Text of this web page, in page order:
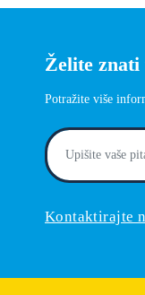
Želite znati
Potražite više
Kontaktirajte